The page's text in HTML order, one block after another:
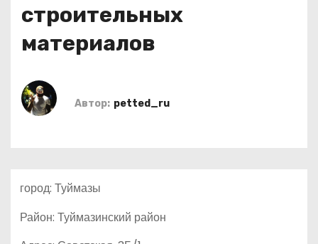
строительных
материалов
Автор: petted_ru
город: Туймазы
Район: Туймазинский район